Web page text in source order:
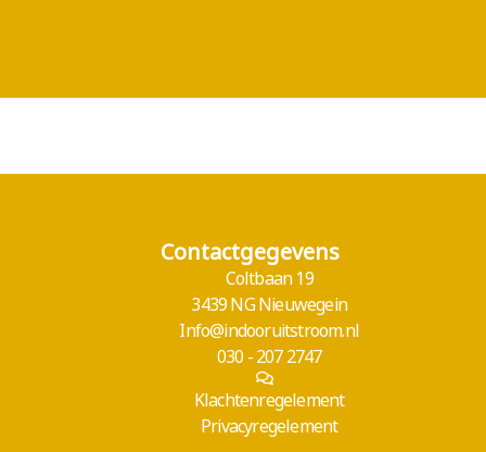
Contactgegevens
Coltbaan 19
3439 NG Nieuwegein
Info@indooruitstroom.nl
030 - 207 2747
Klachtenregelement
Privacyregelement